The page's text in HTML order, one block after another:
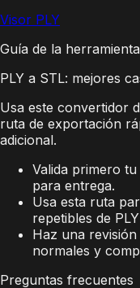
Visor PLY
Guía de la
PLY a STL: mejores
Usa este convertidor
ruta de exportación
adicional.
Valida primero
para entrega.
Usa esta ruta
repetibles de
Haz una
normales y
Preguntas frecuentes